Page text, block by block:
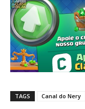
TAGS Canal do Nery